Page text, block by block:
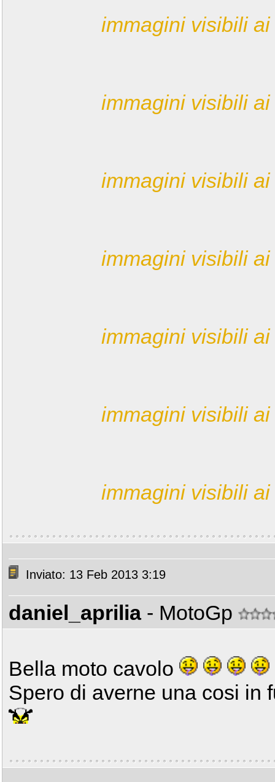
immagini visibili
immagini visibili
immagini visibili
immagini visibili
immagini visibili
immagini visibili
immagini visibili
Inviato: 13 Feb 2013 3:19
daniel_aprilia - MotoGp
Bella moto cavolo
Spero di averne una cosi in